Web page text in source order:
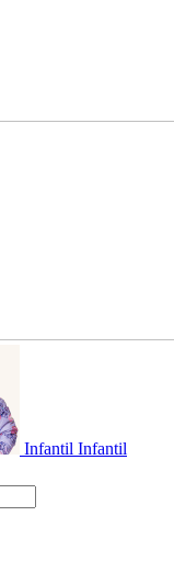
Infantil Infantil